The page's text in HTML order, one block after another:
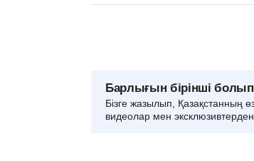
Барлығын бірінші
Бізге жазылып, Қазақстанның
видеолар мен